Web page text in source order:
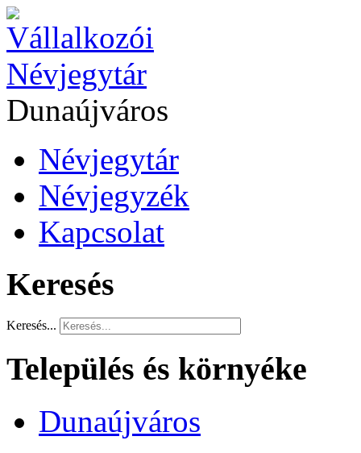
Dunaújváros
Névjegytár
Névjegyzék
Kapcsolat
Keresés
Keresés...
Település és környéke
Dunaújváros